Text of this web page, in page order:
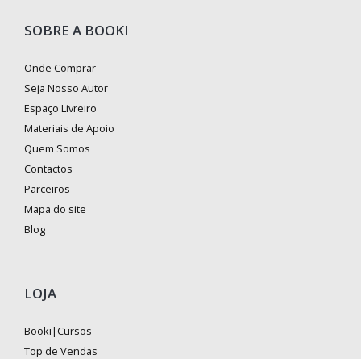
SOBRE A BOOKI
Onde Comprar
Seja Nosso Autor
Espaço Livreiro
Materiais de Apoio
Quem Somos
Contactos
Parceiros
Mapa do site
Blog
LOJA
Booki|Cursos
Top de Vendas